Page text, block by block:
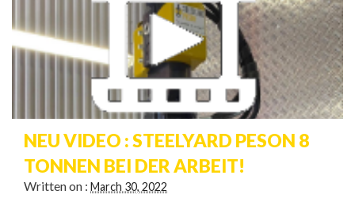
CONTACT
NEU VIDEO : STEELYARD PESON 8
TONNEN BEI DER ARBEIT!
Written on : March 30, 2022